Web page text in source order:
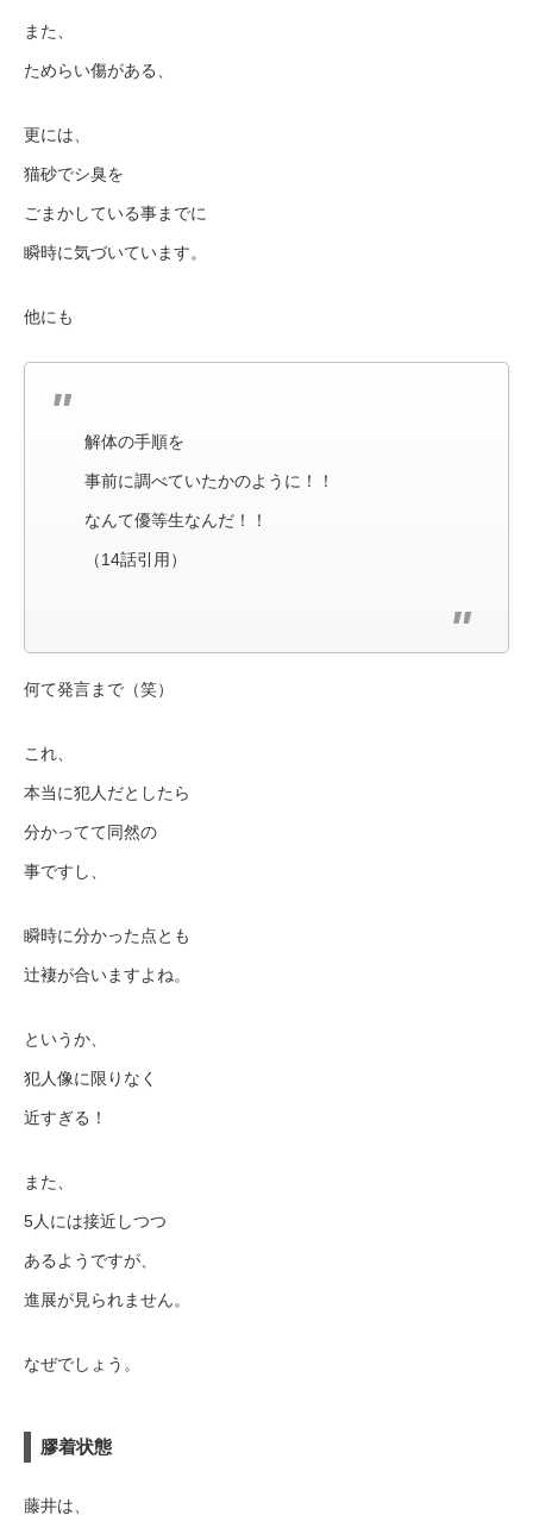
また、
ためらい傷がある、
更には、
猫砂でシ臭を
ごまかしている事までに
瞬時に気づいています。
他にも
解体の手順を
事前に調べていたかのように！！
なんて優等生なんだ！！
（14話引用）
何て発言まで（笑）
これ、
本当に犯人だとしたら
分かってて同然の
事ですし、
瞬時に分かった点とも
辻褄が合いますよね。
というか、
犯人像に限りなく
近すぎる！
また、
5人には接近しつつ
あるようですが、
進展が見られません。
なぜでしょう。
膠着状態
藤井は、